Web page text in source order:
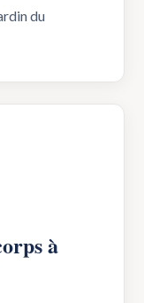
du
à